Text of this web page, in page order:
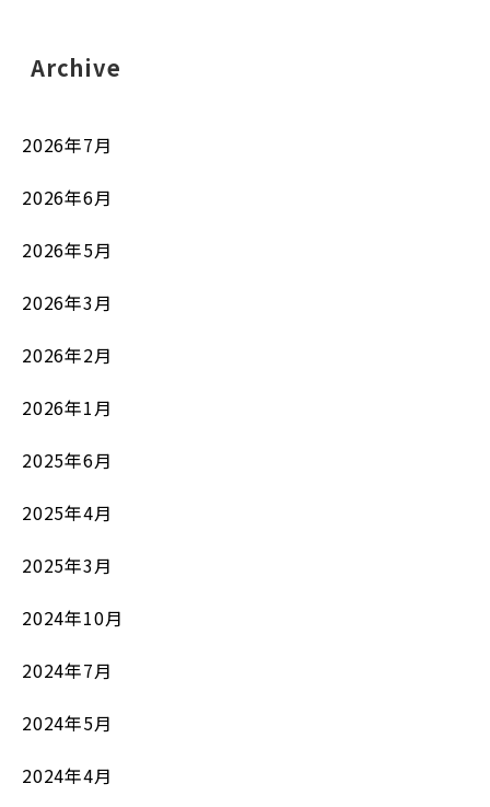
Archive
2026年7月
2026年6月
2026年5月
2026年3月
2026年2月
2026年1月
2025年6月
2025年4月
2025年3月
2024年10月
2024年7月
2024年5月
2024年4月